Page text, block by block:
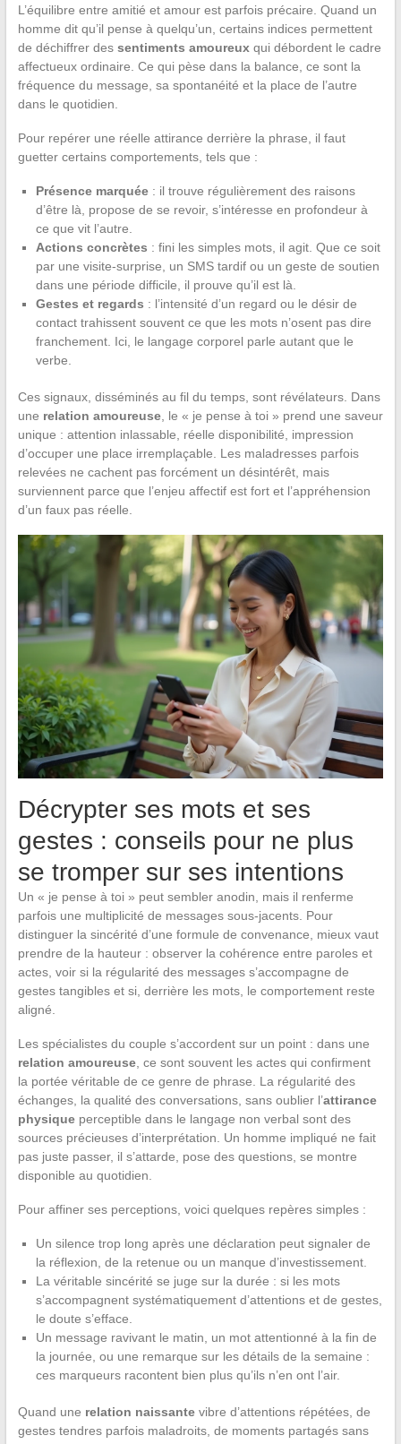
L’équilibre entre amitié et amour est parfois précaire. Quand un
homme dit qu’il pense à quelqu’un, certains indices permettent
de déchiffrer des sentiments amoureuxqui débordent le cadre
affectueux ordinaire. Ce qui pèse dans la balance, ce sont la
fréquence du message, sa spontanéité et la place de l’autre
dans le quotidien.
Pour repérer une réelle attirance derrière la phrase, il faut
guetter certains comportements, tels que :
Présence marquée: il trouve régulièrement des raisons
d’être là, propose de se revoir, s’intéresse en profondeur à
ce que vit l’autre.
Actions concrètes : fini les simples mots, il agit. Que ce soit
par une visite-surprise, un SMS tardif ou un geste de soutien
dans une période difficile, il prouve qu’il est là.
Gestes et regards : l’intensité d’un regard ou le désir de
contact trahissent souvent ce que les mots n’osent pas dire
franchement. Ici, le langage corporel parle autant que le
verbe.
Ces signaux, disséminés au fil du temps, sont révélateurs. Dans
une relation amoureuse, le « je pense à toi » prend une saveur
unique : attention inlassable, réelle disponibilité, impression
d’occuper une place irremplaçable. Les maladresses parfois
relevées ne cachent pas forcément un désintérêt, mais
surviennent parce que l’enjeu affectif est fort et l’appréhension
d’un faux pas réelle.
Décrypter ses mots et ses
gestes : conseils pour ne plus
se tromper sur ses intentions
Un « je pense à toi » peut sembler anodin, mais il renferme
parfois une multiplicité de messages sous-jacents. Pour
distinguer la sincérité d’une formule de convenance, mieux vaut
prendre de la hauteur : observer la cohérence entre paroles et
actes, voir si la régularité des messages s’accompagne de
gestes tangibles et si, derrière les mots, le comportement reste
aligné.
Les spécialistes du couple s’accordent sur un point : dans une
relation amoureuse, ce sont souvent les actes qui confirment
la portée véritable de ce genre de phrase. La régularité des
échanges, la qualité des conversations, sans oublier l’attirance
physiqueperceptible dans le langage non verbal sont des
sources précieuses d’interprétation. Un homme impliqué ne fait
pas juste passer, il s’attarde, pose des questions, se montre
disponible au quotidien.
Pour affiner ses perceptions, voici quelques repères simples :
Un silence trop long après une déclaration peut signaler de
la réflexion, de la retenue ou un manque d’investissement.
La véritable sincérité se juge sur la durée : si les mots
s’accompagnent systématiquement d’attentions et de gestes,
le doute s’efface.
Un message ravivant le matin, un mot attentionné à la fin de
la journée, ou une remarque sur les détails de la semaine :
ces marqueurs racontent bien plus qu’ils n’en ont l’air.
Quand une relation naissantevibre d’attentions répétées, de
gestes tendres parfois maladroits, de moments partagés sans